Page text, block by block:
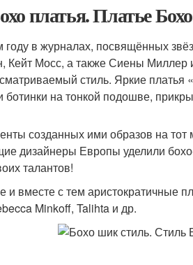
платья. Платье
в журналах, посвящённых
Кейт Мосс, а также Сиены
стиль. Яркие
ботинки на тонкой подошве,
созданных ими образов на
дизайнеры Европы уделили
талантов!
и вместе с тем аристократичные
Minkoff, Talihta и др.